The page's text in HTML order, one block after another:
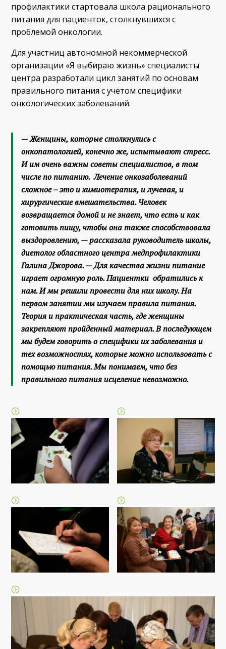
профилактики стартовала школа рационального
питания для пациенток, столкнувшихся с
проблемой онкологии.
Для участниц автономной некоммерческой
организации «Я выбираю жизнь» специалисты
центра разработали цикл занятий по основам
правильного питания с учетом специфики
онкологических заболеваний.
— Женщины, которые столкнулись с
онкопатологией, конечно же, испытывают стресс.
И им очень важны советы специалистов, в том
числе по питанию. Лечение онкозаболеваний
сложное – это и химиотерапия, и лучевая, и
хирургические вмешательства. Человек
возвращается домой и не знает, что есть и как
готовить пищу, чтобы она также способствовала
выздоровлению, — рассказала руководитель школы,
диетолог областного центра медпрофилактики
Галина Джорова. — Для качества жизни питание
играет огромную роль. Пациентки обратились к
нам. И мы решили провести для них школу. На
первом занятии мы изучаем правила питания.
Теория и практическая часть, где женщины
закрепляют пройденный материал. В последующем
мы будем говорить о специфики их заболевания и
тех возможностях, которые можно использовать с
помощью питания. Мы понимаем, что без
правильного питания исцеление невозможно.